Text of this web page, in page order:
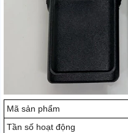
Mã sản phẩm
Tần số hoạt động